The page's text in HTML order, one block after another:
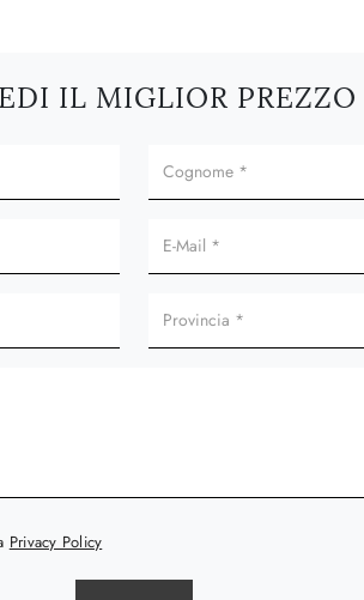
IL MIGLIOR PREZZO
Privacy Policy